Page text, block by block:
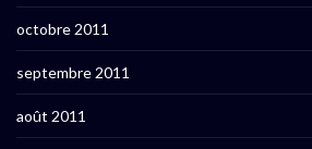
octobre 2011
septembre 2011
août 2011